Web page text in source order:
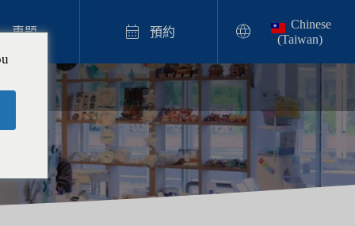
專題  預約 
Chinese
(Taiwan)
奶油蘇打體驗
【沖繩奶油蘇打蠟燭體驗指南】在日本
首創的實物大小蠟燭，就在沖繩親手製
作吧！
2025.12.05
